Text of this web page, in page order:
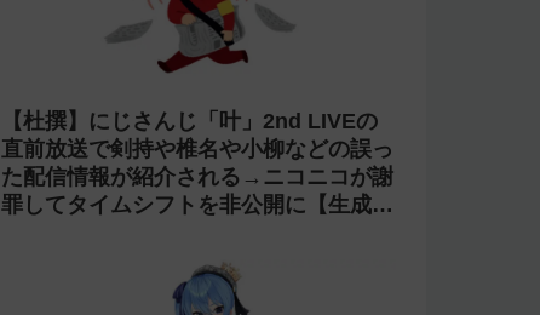
【杜撰】にじさんじ「叶」2nd LIVEの
直前放送で剣持や椎名や小柳などの誤っ
た配信情報が紹介される→ニコニコが謝
罪してタイムシフトを非公開に【生成